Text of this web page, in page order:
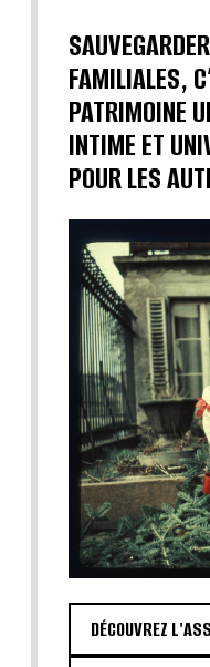
FAMILIALES,
PATRIMOINE
INTIME ET
POUR LES
DÉCOUVREZ